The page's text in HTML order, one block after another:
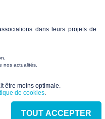
des prisons l’accueil
dans leurs projets de
nos actualités.
être moins optimale.​
de cookies
TOUT ACCEPTER